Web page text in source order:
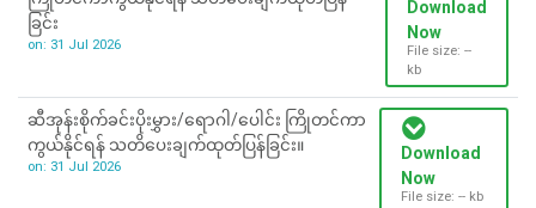
ခြင်း
on: 31 Jul 2026
Download
Now
File size: --
kb
ဆီအုန်းစိုက်ခင်းပိုးမွှား/ရောဂါ/ပေါင်း ကြိုတင်ကာ
ကွယ်နိုင်ရန် သတိပေးချက်ထုတ်ပြန်ခြင်း။
on: 31 Jul 2026
Download
Now
File size: -- kb